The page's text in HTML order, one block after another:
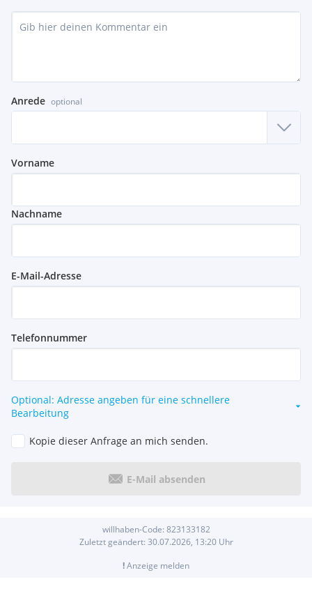
Anrede optional
Vorname
Nachname
E-Mail-Adresse
Telefonnummer
Optional: Adresse angeben für eine schnellere
Bearbeitung
Kopie dieser Anfrage an mich senden.
E-Mail absenden
willhaben-Code: 823133182
Zuletzt geändert: 30.07.2026, 13:20Uhr
!Anzeige melden